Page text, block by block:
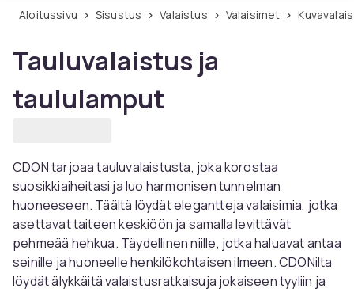
Aloitussivu Sisustus Valaistus Valaisimet
Tauluvalaistus ja
taululamput
CDON tarjoaa tauluvalaistusta, joka korostaa
suosikkiaiheitasi ja luo harmonisen tunnelman
huoneeseen. Täältä löydät elegantteja valaisimia, jotka
asettavat taiteen keskiöön ja samalla levittävät
pehmeää hehkua. Täydellinen niille, jotka haluavat antaa
seinille ja huoneelle henkilökohtaisen ilmeen. CDONilta
löydät älykkäitä valaistusratkaisuja jokaiseen tyyliin ja